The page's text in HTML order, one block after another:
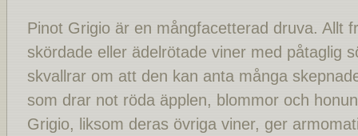
Pinot Grigio är en mångfacetterad druva. Allt
skördade eller ädelrötade viner med påtaglig
skvallrar om att den kan anta många
som drar not röda äpplen, blommor och
Grigio, liksom deras övriga viner, ger